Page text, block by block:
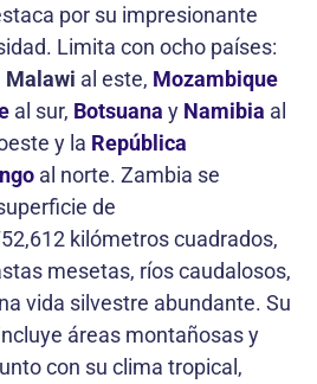
por su impresionante
Limita con ocho países:
Malawi al este, Mozambique
al sur, Botsuana y Namibia al
y la República
al norte. Zambia se
de
kilómetros cuadrados,
mesetas, ríos caudalosos,
vida silvestre abundante. Su
áreas montañosas y
con su clima tropical,